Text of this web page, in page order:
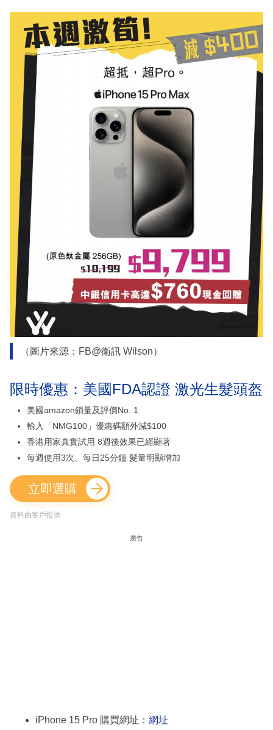
（圖片來源：FB@衛訊 Wilson）
限時優惠：美國FDA認證 激光生髮頭盔
美國amazon鎖量及評價No. 1
輸入「NMG100」優惠碼額外減$100
香港用家真實試用 8週後效果已經顯著
每週使用3次、每日25分鐘 髮量明顯增加
立即選購
資料由客戶提供
廣告
iPhone 15 Pro 購買網址： 網址